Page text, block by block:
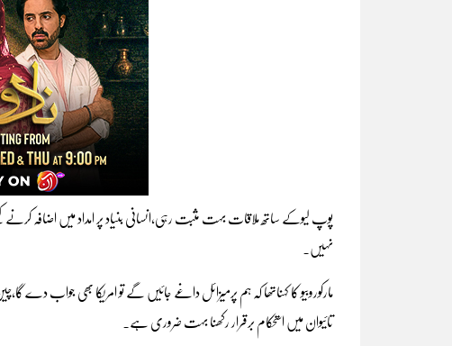
پوپ لیوکے ساتھ ملاقات بہت مثبت رہی،انسانی بنیاد پر امداد میں اضافہ کرنے
نہیں۔
مارکوروبیو کا کہناتھا کہ ہم پرمیزائل داغے جائیں گے تو امریکا بھی جواب دے
تائیوان میں استحکام برقرار رکھنا بہت ضروری ہے۔